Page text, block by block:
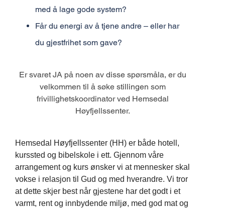
med å lage gode system?
Får du energi av å tjene andre – eller har
du gjestfrihet som gave?
Er svaret JA på noen av disse spørsmåla, er du
velkommen til å søke stillingen som
frivillighetskoordinator ved Hemsedal
Høyfjellssenter.
Hemsedal Høyfjellssenter (HH) er både hotell,
kurssted og bibelskole i ett. Gjennom våre
arrangement og kurs ønsker vi at mennesker skal
vokse i relasjon til Gud og med hverandre. Vi tror
at dette skjer best når gjestene har det godt i et
varmt, rent og innbydende miljø, med god mat og